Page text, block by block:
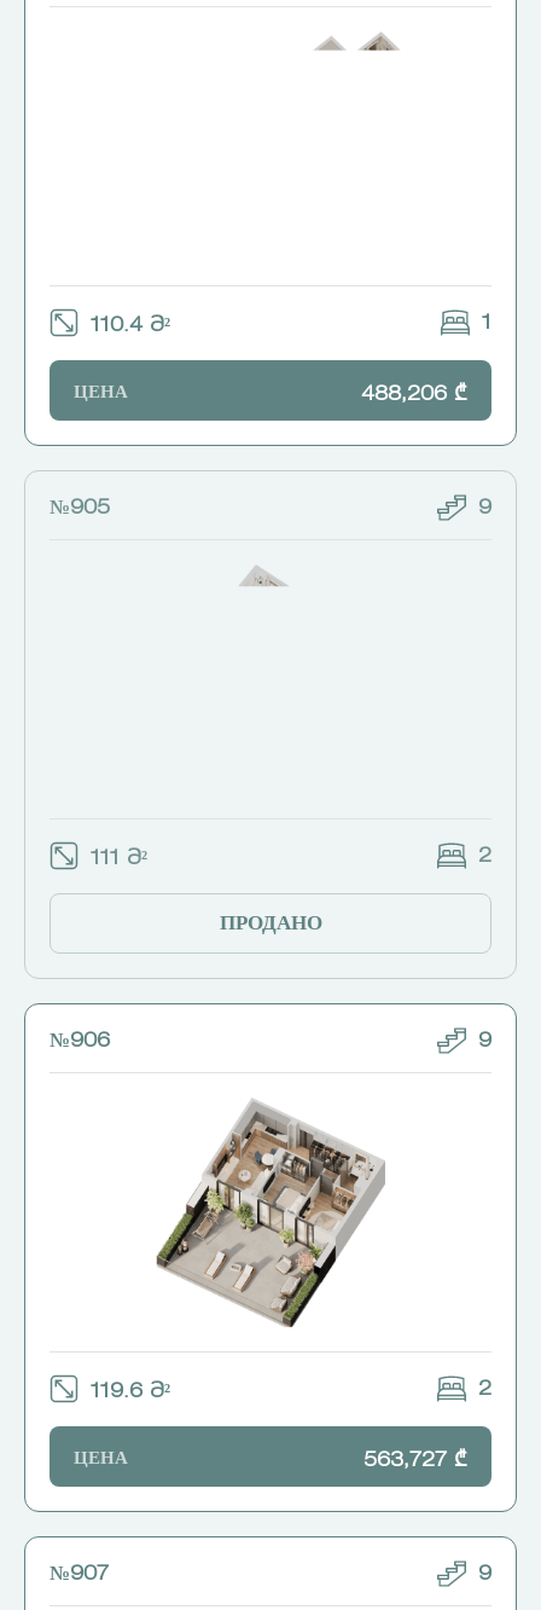
110.4 Მ² 1
ЦЕНА 488,206 ₾
№905 9
111 Მ² 2
ПРОДАНО
№906 9
119.6 Მ² 2
ЦЕНА 563,727 ₾
№907 9